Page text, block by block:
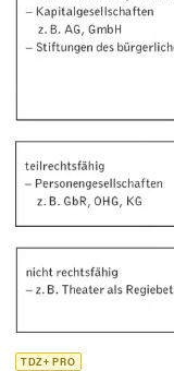
TDZ+ PRO